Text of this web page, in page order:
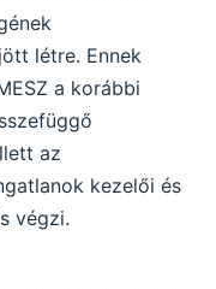
létre. Ennek
a korábbi
az
kezelői és
végzi.